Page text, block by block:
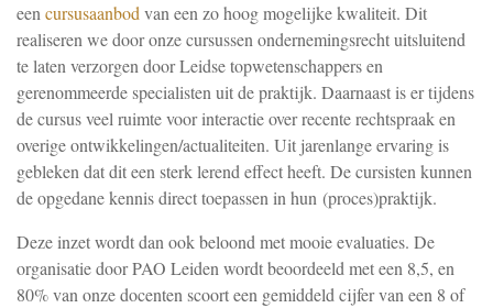
een cursusaanbod van een zo hoog mogelijke kwaliteit. Dit
realiseren we door onze cursussen ondernemingsrecht uitsluitend
te laten verzorgen door Leidse topwetenschappers en
gerenommeerde specialisten uit de praktijk. Daarnaast is er tijdens
de cursus veel ruimte voor interactie over recente rechtspraak en
overige ontwikkelingen/actualiteiten. Uit jarenlange ervaring is
gebleken dat dit een sterk lerend effect heeft. De cursisten kunnen
de opgedane kennis direct toepassen in hun (proces)praktijk.
Deze inzet wordt dan ook beloond met mooie evaluaties. De
organisatie door PAO Leiden wordt beoordeeld met een 8,5, en
80% van onze docenten scoort een gemiddeld cijfer van een 8 of